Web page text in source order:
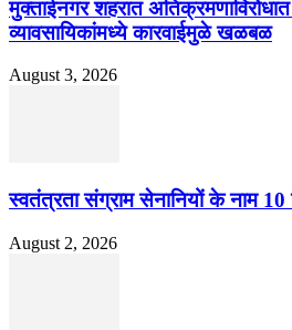
मुक्ताईनगर शहरात
व्यावसायिकांमध्ये कारवाईमुळे खळबळ
August 3, 2026
स्वतंत्रता संग्राम सेनानियों के नाम 10
August 2, 2026